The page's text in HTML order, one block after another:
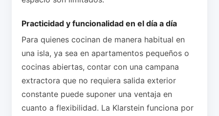
Practicidad y funcionalidad en el día a día
Para quienes cocinan de manera habitual en
una isla, ya sea en apartamentos pequeños o
cocinas abiertas, contar con una campana
extractora que no requiera salida exterior
constante puede suponer una ventaja en
cuanto a flexibilidad. La Klarstein funciona por